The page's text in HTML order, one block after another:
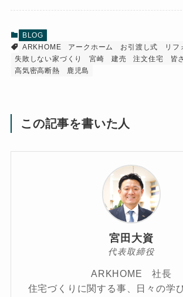
BLOG
ARKHOME
アークホーム お引渡し式
リフ
失敗しない家づくり
宮崎 建売 注文住宅
皆
高気密高断熱
鹿児島
この記事を書いた人
宮田大資
代表取締役
ARKHOME 社長
住宅づくりに関する事、日々の学